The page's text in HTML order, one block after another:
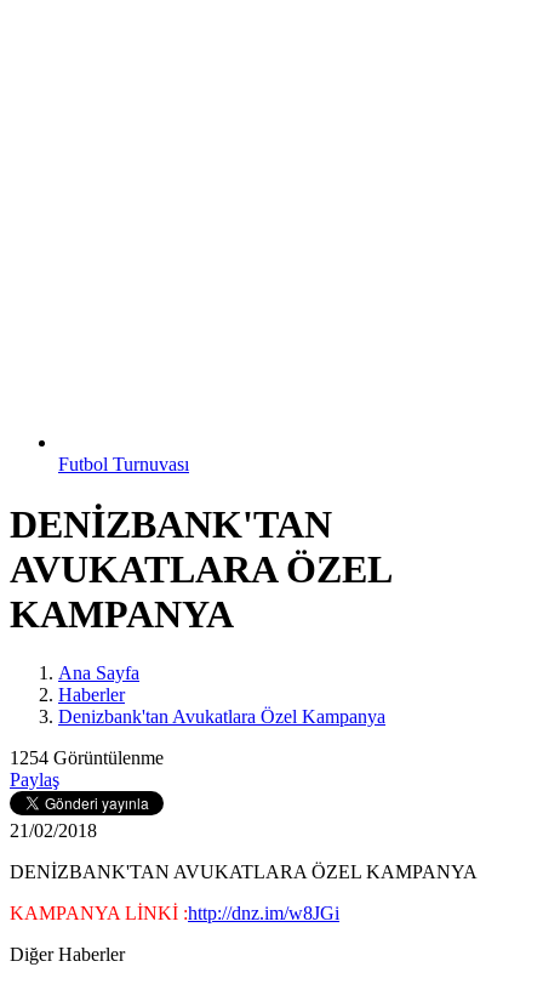
Futbol Turnuvası
DENİZBANK'TAN
AVUKATLARA ÖZEL
KAMPANYA
Ana Sayfa
Haberler
Denizbank'tan Avukatlara Özel Kampanya
1254 Görüntülenme
Paylaş
21/02/2018
DENİZBANK'TAN AVUKATLARA ÖZEL KAMPANYA
KAMPANYA LİNKİ :http://dnz.im/w8JGi
Diğer Haberler